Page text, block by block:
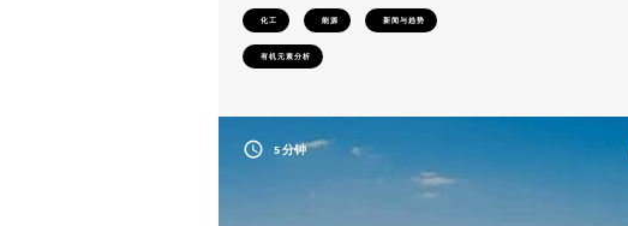
化工 能源 新闻与趋势
有机元素分析
5 分钟